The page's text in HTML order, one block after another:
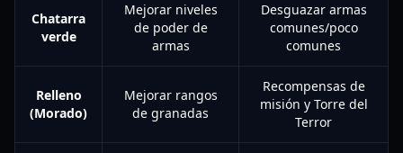
Chatarra
verde
Mejorar niveles
de poder de
armas
Desguazar armas
comunes/poco
comunes
Relleno
(Morado)
Mejorar rangos
de granadas
Recompensas de
misión y Torre del
Terror